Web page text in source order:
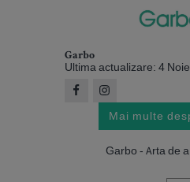
Garbo
Ultima actualizare: 4
Mai multe
Garbo - Arta de